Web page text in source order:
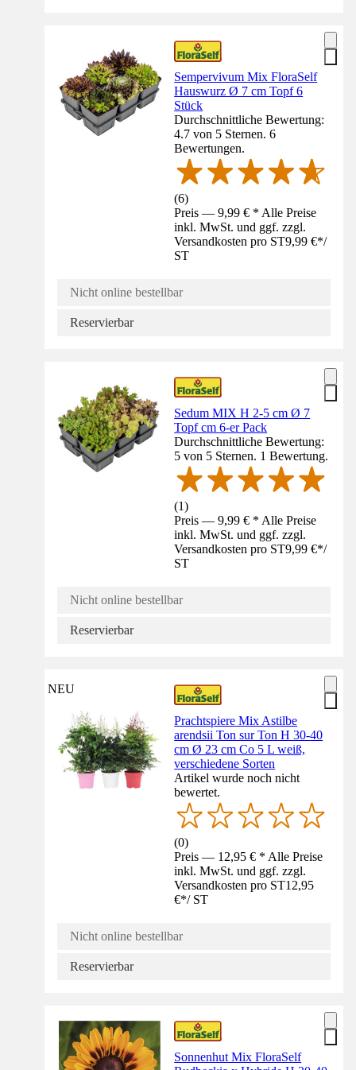
Sempervivum Mix FloraSelf
Hauswurz Ø 7 cm Topf 6
Stück
Durchschnittliche Bewertung:
4.7 von 5 Sternen. 6
Bewertungen.
(6)
Preis — 9,99 € * Alle Preise
inkl. MwSt. und ggf. zzgl.
Versandkosten pro ST9,99 €*/
ST
Nicht online bestellbar
Reservierbar
Sedum MIX H 2-5 cm Ø 7
Topf cm 6-er Pack
Durchschnittliche Bewertung:
5 von 5 Sternen. 1 Bewertung.
(1)
Preis — 9,99 € * Alle Preise
inkl. MwSt. und ggf. zzgl.
Versandkosten pro ST9,99 €*/
ST
Nicht online bestellbar
Reservierbar
NEU
Prachtspiere Mix Astilbe
arendsii Ton sur Ton H 30-40
cm Ø 23 cm Co 5 L weiß,
verschiedene Sorten
Artikel wurde noch nicht
bewertet.
(0)
Preis — 12,95 € * Alle Preise
inkl. MwSt. und ggf. zzgl.
Versandkosten pro ST12,95
€*/ ST
Nicht online bestellbar
Reservierbar
Sonnenhut Mix FloraSelf